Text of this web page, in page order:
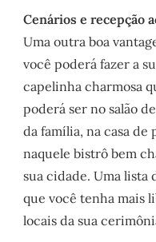
Cenários e recepção
Uma outra boa
você poderá fazer a
capelinha charmosa
poderá ser no salão
da família, na casa de
naquele bistrô bem
sua cidade. Uma
que você tenha mais
locais da sua